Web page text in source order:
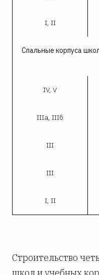
I, II
Спальные корпуса
IV, V
IIIa, IIIб
III
III
I, II
Строительство
школ и учебных